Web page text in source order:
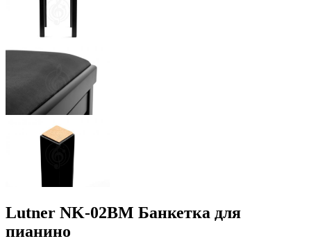
Lutner NK-02BM Банкетка для
пианино